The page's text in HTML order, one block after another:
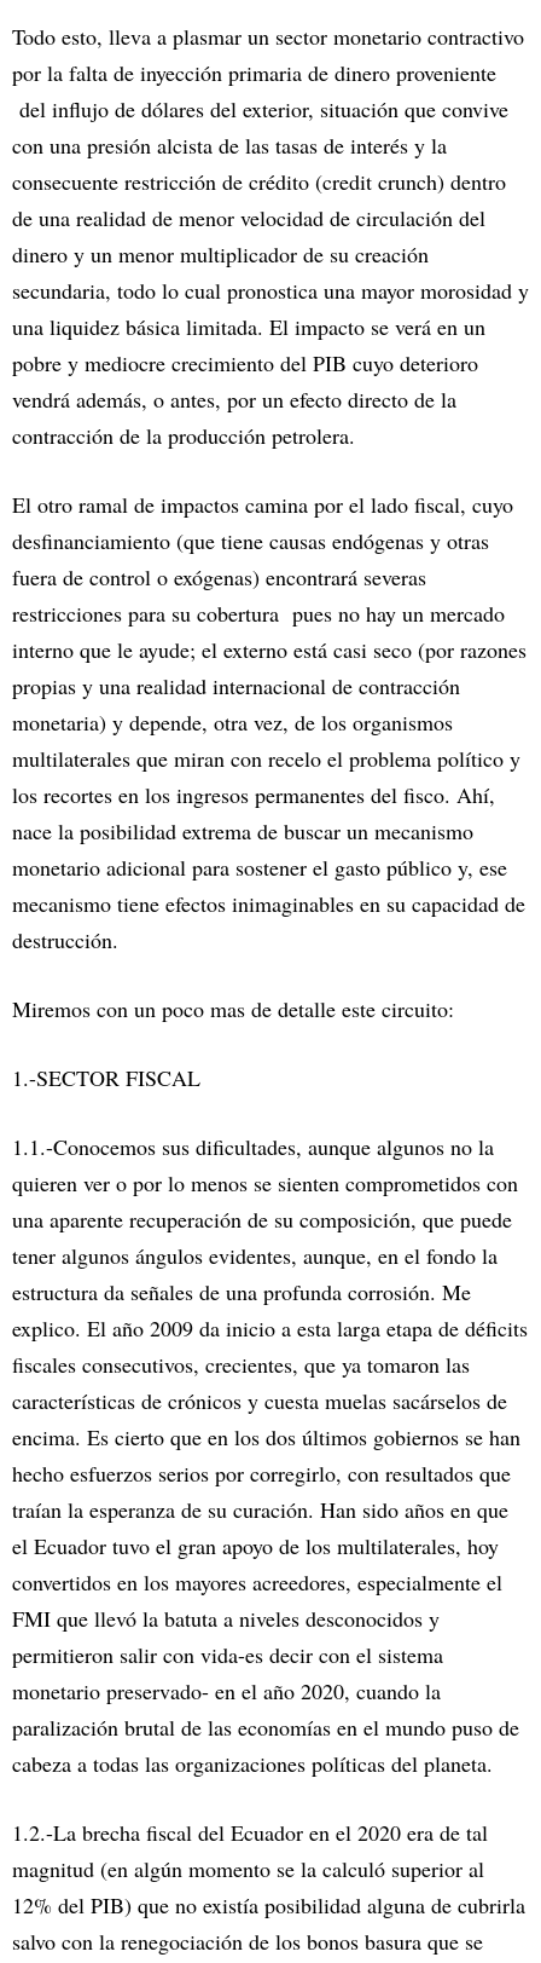
Todo esto, lleva a plasmar un sector monetario contractivo
por la falta de inyección primaria de dinero proveniente
del influjo de dólares del exterior, situación que convive
con una presión alcista de las tasas de interés y la
consecuente restricción de crédito (credit crunch) dentro
de una realidad de menor velocidad de circulación del
dinero y un menor multiplicador de su creación
secundaria, todo lo cual pronostica una mayor morosidad y
una liquidez básica limitada. El impacto se verá en un
pobre y mediocre crecimiento del PIB cuyo deterioro
vendrá además, o antes, por un efecto directo de la
contracción de la producción petrolera.
El otro ramal de impactos camina por el lado fiscal, cuyo
desfinanciamiento (que tiene causas endógenas y otras
fuera de control o exógenas) encontrará severas
restricciones para su cobertura pues no hay un mercado
interno que le ayude; el externo está casi seco (por razones
propias y una realidad internacional de contracción
monetaria) y depende, otra vez, de los organismos
multilaterales que miran con recelo el problema político y
los recortes en los ingresos permanentes del fisco. Ahí,
nace la posibilidad extrema de buscar un mecanismo
monetario adicional para sostener el gasto público y, ese
mecanismo tiene efectos inimaginables en su capacidad de
destrucción.
Miremos con un poco mas de detalle este circuito:
1.-SECTOR FISCAL
1.1.-Conocemos sus dificultades, aunque algunos no la
quieren ver o por lo menos se sienten comprometidos con
una aparente recuperación de su composición, que puede
tener algunos ángulos evidentes, aunque, en el fondo la
estructura da señales de una profunda corrosión. Me
explico. El año 2009 da inicio a esta larga etapa de déficits
fiscales consecutivos, crecientes, que ya tomaron las
características de crónicos y cuesta muelas sacárselos de
encima. Es cierto que en los dos últimos gobiernos se han
hecho esfuerzos serios por corregirlo, con resultados que
traían la esperanza de su curación. Han sido años en que
el Ecuador tuvo el gran apoyo de los multilaterales, hoy
convertidos en los mayores acreedores, especialmente el
FMI que llevó la batuta a niveles desconocidos y
permitieron salir con vida-es decir con el sistema
monetario preservado- en el año 2020, cuando la
paralización brutal de las economías en el mundo puso de
cabeza a todas las organizaciones políticas del planeta.
1.2.-La brecha fiscal del Ecuador en el 2020 era de tal
magnitud (en algún momento se la calculó superior al
12% del PIB) que no existía posibilidad alguna de cubrirla
salvo con la renegociación de los bonos basura que se